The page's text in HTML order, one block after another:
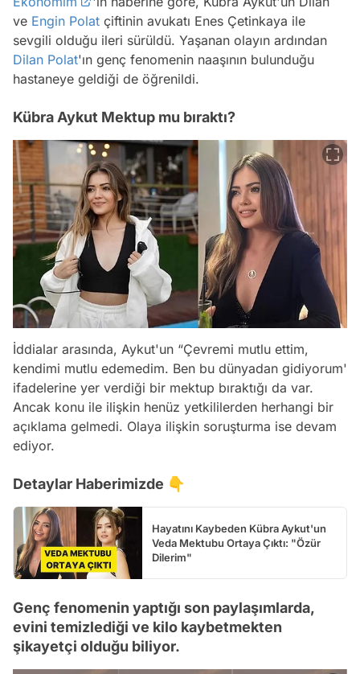
ve Engin Polat çiftinin avukatı Enes Çetinkaya ile
sevgili olduğu ileri sürüldü. Yaşanan olayın ardından
Dilan Polat'ın genç fenomenin naaşının bulunduğu
hastaneye geldiği de öğrenildi.
Kübra Aykut Mektup mu bıraktı?
İddialar arasında, Aykut'un “Çevremi mutlu ettim,
kendimi mutlu edemedim. Ben bu dünyadan gidiyorum'
ifadelerine yer verdiği bir mektup bıraktığı da var.
Ancak konu ile ilişkin henüz yetkililerden herhangi bir
açıklama gelmedi. Olaya ilişkin soruşturma ise devam
ediyor.
Detaylar Haberimizde 👇
Hayatını Kaybeden Kübra Aykut'un
Veda Mektubu Ortaya Çıktı: "Özür
Dilerim"
Genç fenomenin yaptığı son paylaşımlarda,
evini temizlediği ve kilo kaybetmekten
şikayetçi olduğu biliyor.